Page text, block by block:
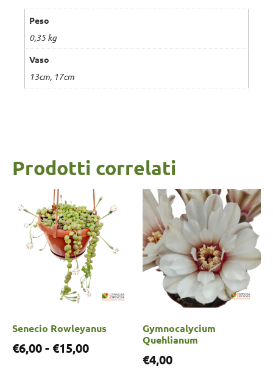
Peso
0,35 kg
Vaso
13cm, 17cm
Prodotti correlati
Senecio Rowleyanus
€6,00- €15,00
Gymnocalycium
Quehlianum
€4,00